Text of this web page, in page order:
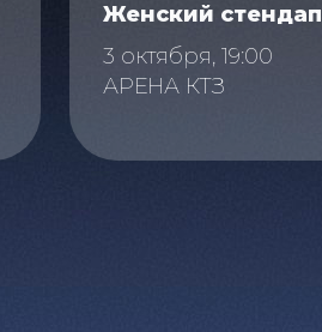
Женский стендап
3 октября, 19:00
АРЕНА КТЗ